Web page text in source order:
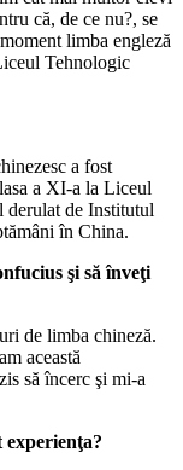
că, de ce nu?, se
limba engleză
Tehnologic
a fost
a XI-a la Liceul
derulat de Institutul
în China.
şi să înveţi
de limba chineză.
această
să încerc şi mi-a